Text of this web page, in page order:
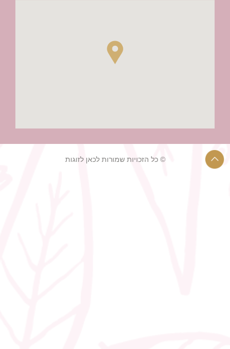
© כל הזכויות שמורות לכאן לזוגות